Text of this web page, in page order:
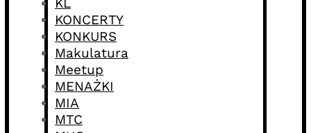
KL
KONCERTY
KONKURS
Makulatura
Meetup
MENAŻKI
MIA
MTC